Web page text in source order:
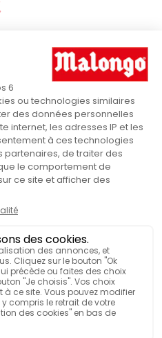
Caps'me
Blanc
Papier
France